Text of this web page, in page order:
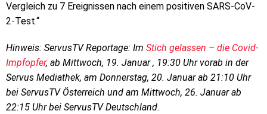
Vergleich zu 7 Ereignissen nach einem positiven SARS-CoV-
2-Test.“
Hinweis: ServusTV Reportage: Im Stich gelassen – die Covid-
Impfopfer, ab Mittwoch, 19. Januar , 19:30 Uhr vorab in der
Servus Mediathek, am Donnerstag, 20. Januar ab 21:10 Uhr
bei ServusTV Österreich und am Mittwoch, 26. Januar ab
22:15 Uhr bei ServusTV Deutschland.